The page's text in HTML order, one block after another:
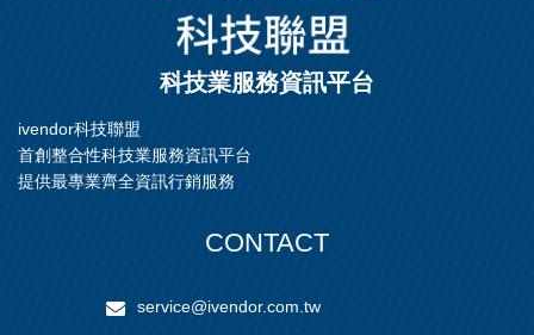
科技業服務資訊平台
ivendor科技聯盟
首創整合性科技業服務資訊平台
提供最專業齊全資訊行銷服務
CONTACT
service@ivendor.com.tw